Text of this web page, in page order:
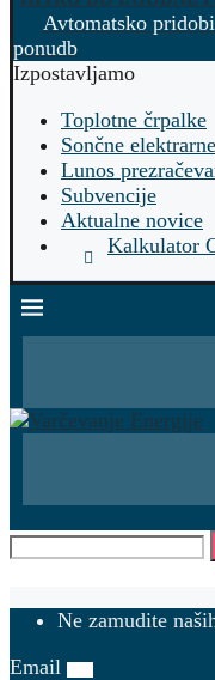
Avtomatsko
ponudb
Izpostavljamo
Toplotne črpalke
Sončne elektrarne
Lunos
Subvencije
Aktualne novice
Kalkulator
Ne zamudite
Email